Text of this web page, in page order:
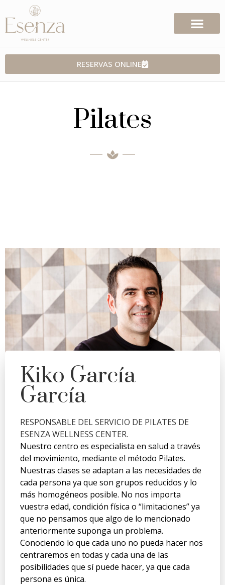
RESERVAS ONLINE
Pilates
Kiko García
García
RESPONSABLE DEL SERVICIO DE PILATES DE
ESENZA WELLNESS CENTER.
Nuestro centro es especialista en salud a través
del movimiento, mediante el método Pilates.
Nuestras clases se adaptan a las necesidades de
cada persona ya que son grupos reducidos y lo
más homogéneos posible. No nos importa
vuestra edad, condición física o “limitaciones” ya
que no pensamos que algo de lo mencionado
anteriormente suponga un problema.
Conociendo lo que cada uno no pueda hacer nos
centraremos en todas y cada una de las
posibilidades que sí puede hacer, ya que cada
persona es única.